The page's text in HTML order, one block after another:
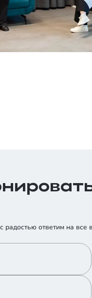
ответим на все